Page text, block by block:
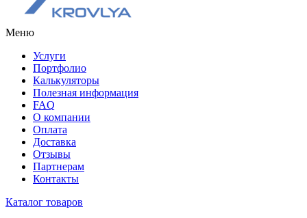
Меню
Услуги
Портфолио
Калькуляторы
Полезная информация
FAQ
О компании
Оплата
Доставка
Отзывы
Партнерам
Контакты
Каталог товаров